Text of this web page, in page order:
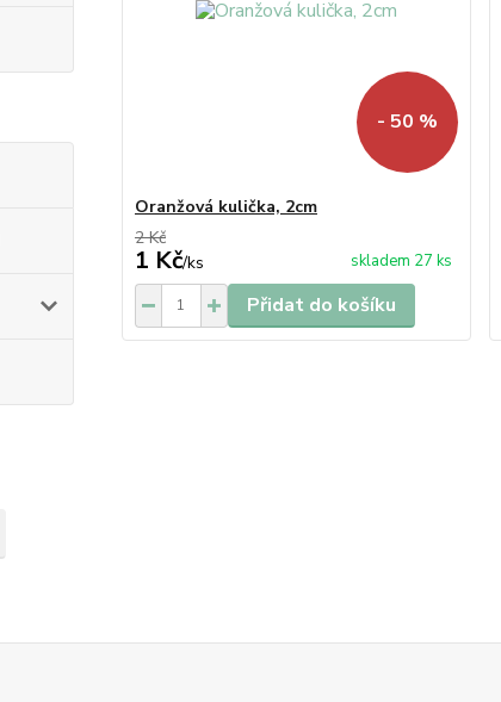
- 50 %
Oranžová kulička, 2cm
2 Kč
1 Kč/ks skladem 27 ks
Přidat do košíku